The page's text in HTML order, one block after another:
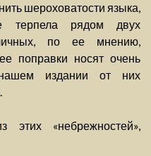
шероховатости языка,
терпела рядом двух
по ее мнению,
поправки носят очень
издании от них
«небрежностей»,